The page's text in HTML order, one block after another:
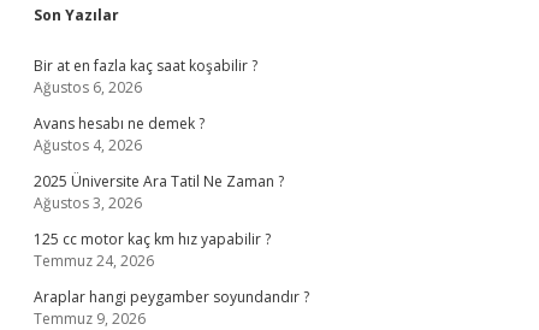
Sidebar
Son Yazılar
Bir at en fazla kaç saat koşabilir ?
Ağustos 6, 2026
Avans hesabı ne demek ?
Ağustos 4, 2026
2025 Üniversite Ara Tatil Ne Zaman ?
Ağustos 3, 2026
125 cc motor kaç km hız yapabilir ?
Temmuz 24, 2026
Araplar hangi peygamber soyundandır ?
Temmuz 9, 2026